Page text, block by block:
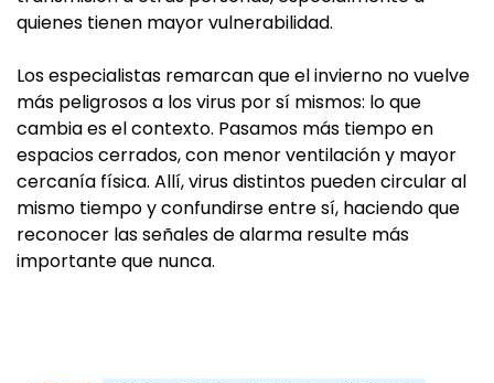
quienes tienen mayor vulnerabilidad.
Los especialistas remarcan que el invierno no vuelve
más peligrosos a los virus por sí mismos: lo que
cambia es el contexto. Pasamos más tiempo en
espacios cerrados, con menor ventilación y mayor
cercanía física. Allí, virus distintos pueden circular al
mismo tiempo y confundirse entre sí, haciendo que
reconocer las señales de alarma resulte más
importante que nunca.